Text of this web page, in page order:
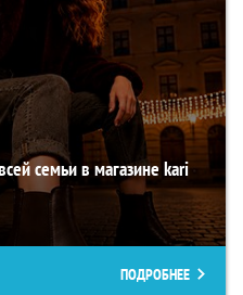
семьи в магазине kari
ПОДРОБНЕЕ